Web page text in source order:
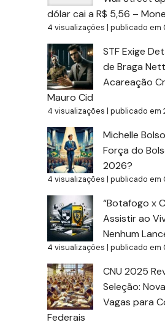
dólar cai a R$ 5,56 –
4 visualizações | publicado em
STF Exige
de Braga
Acareação
Mauro Cid
4 visualizações | publicado em
Michelle
Força do
2026?
4 visualizações | publicado em
“Botafogo x
Assistir ao
Nenhum
4 visualizações | publicado
CNU 2025
Seleção:
Vagas para
Federais